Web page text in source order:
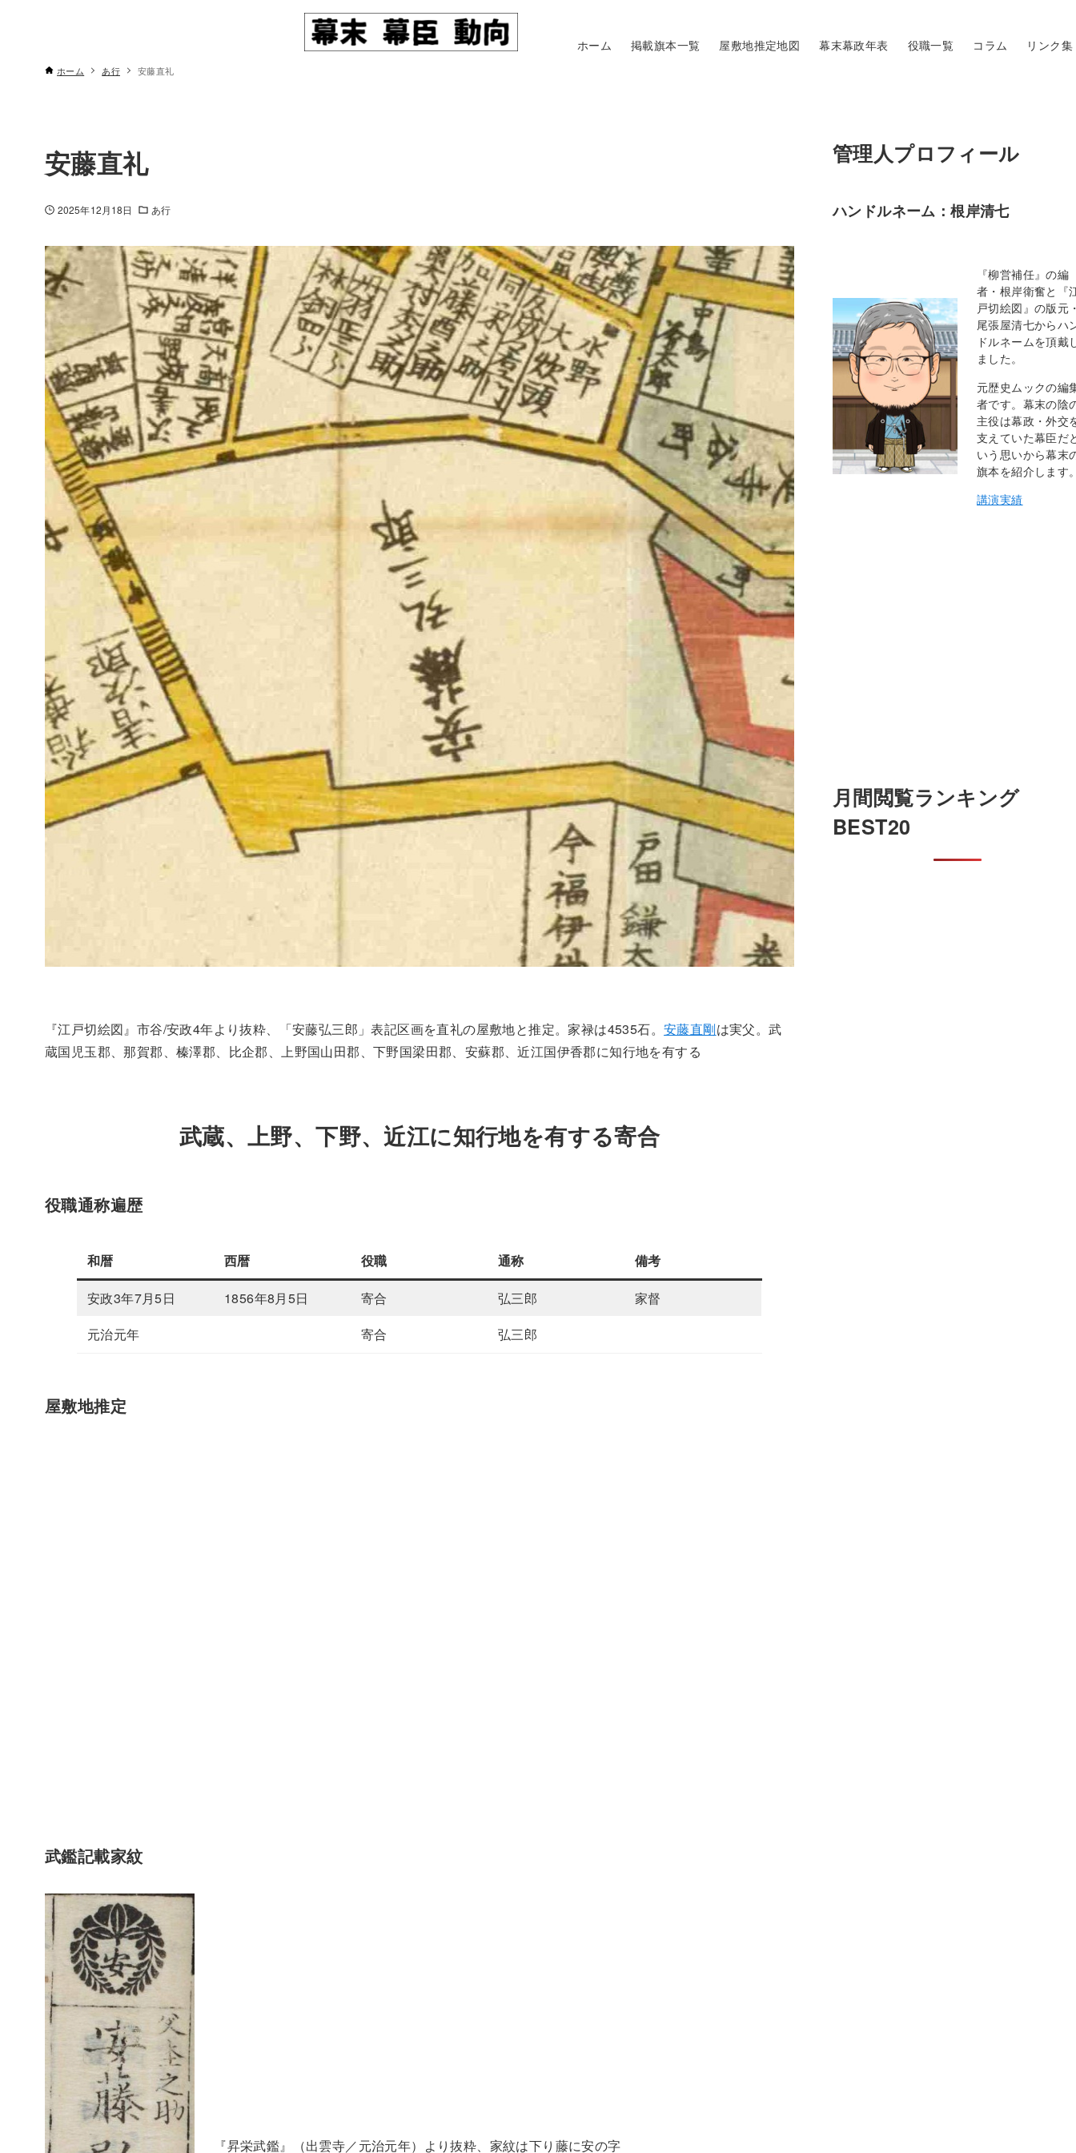
ホーム 掲載旗本一覧 屋敷地推定地図 幕末幕政年表 役職一覧 コラム リンク集
ホーム あ行 安藤直礼
安藤直礼
2025年12月18日 あ行
『江戸切絵図』市谷/安政4年より抜粋、「安藤弘三郎」表記区画を直礼の屋敷地と推定。家禄は4535石。 安藤直剛は実父。武
蔵国児玉郡、那賀郡、榛澤郡、比企郡、上野国山田郡、下野国梁田郡、安蘇郡、近江国伊香郡に知行地を有する
武蔵、上野、下野、近江に知行地を有する寄合
役職通称遍歴
和暦 西暦 役職 通称 備考
安政3年7月5日 1856年8月5日 寄合 弘三郎
家督
元治元年
寄合 弘三郎
屋敷地推定
武鑑記載家紋
『昇栄武鑑』（出雲寺／元治元年）より抜粋、家紋は下り藤に安の字
管理人プロフィール
ハンドルネーム：根岸清七
『柳営補任』の編
者・根岸衛奮と『
戸切絵図』の版元
尾張屋清七からハ
ドルネームを頂戴
ました。
元歴史ムックの編
者です。幕末の陰
主役は幕政・外交
支えていた幕臣だ
いう思いから幕末
旗本を紹介します
講演実績
月間閲覧ランキング
BEST20